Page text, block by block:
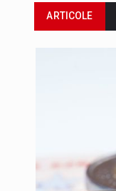
ARTICOLE
INTERVIURI